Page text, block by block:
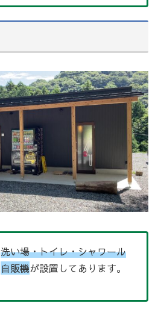
洗い場・トイレ・シャワール
自販機が設置してあります。